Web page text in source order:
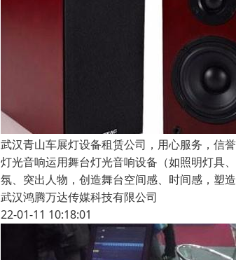
武汉青山车展灯设备租赁公司，用心服务，信
灯光音响运用舞台灯光音响设备（如照明灯具
氛、突出人物，创造舞台空间感、时间感，塑
武汉鸿腾万达传媒科技有限公司
22-01-11 10:18:01